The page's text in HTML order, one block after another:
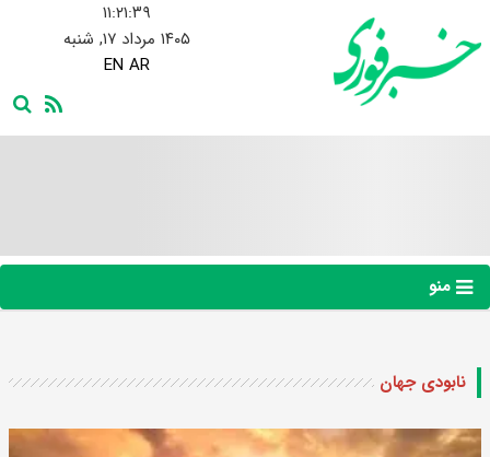
۱۱:۲۱:۴۰
۱۴۰۵ مرداد ۱۷, شنبه
EN AR
منو
نابودی جهان